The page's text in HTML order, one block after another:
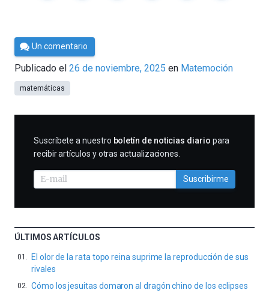
Por
César
Tomé
Un comentario
Publicado el 26 de noviembre, 2025 en Matemoción
matemáticas
SUSCRIBIRME
Suscríbete a nuestro boletín de noticias diario para
recibir artículos y otras actualizaciones.
Suscribirme
ÚLTIMOS ARTÍCULOS
El olor de la rata topo reina suprime la reproducción de sus
rivales
Cómo los jesuitas domaron al dragón chino de los eclipses